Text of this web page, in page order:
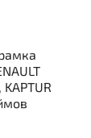
KAPTUR